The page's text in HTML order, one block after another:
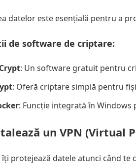
datelor este esențială pentru a
de software de criptare:
: Un software gratuit pentru
: Oferă criptare simplă pentru
: Funcție integrată în
un VPN (Virtual
îți protejează datele atunci când te